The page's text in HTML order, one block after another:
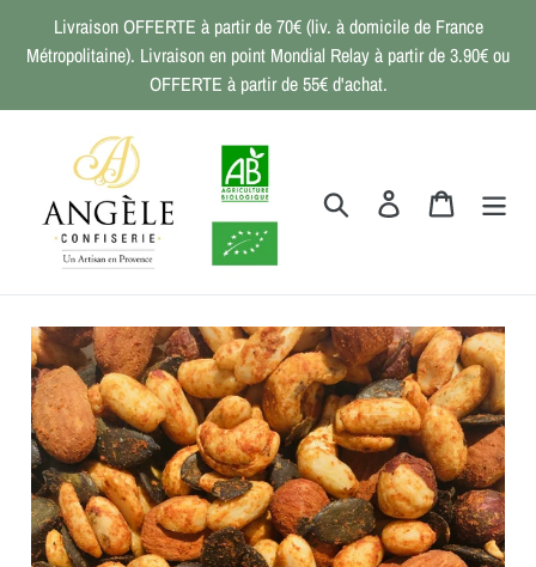
contenu
Livraison OFFERTE à partir de 70€ (liv. à domicile de France
Métropolitaine). Livraison en point Mondial Relay à partir de 3.90€ ou
OFFERTE à partir de 55€ d'achat.
RechercherSe connecter
Panier